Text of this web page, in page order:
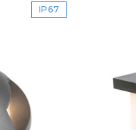
IP67